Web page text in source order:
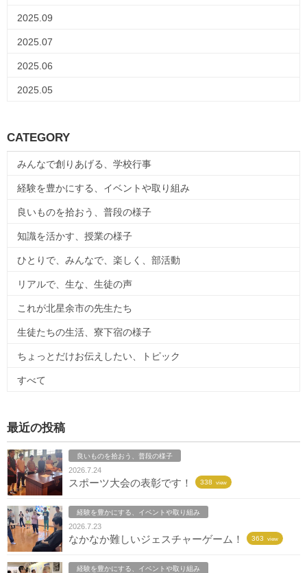
2025.09
2025.07
2025.06
2025.05
CATEGORY
みんなで創りあげる、学校行事
経験を豊かにする、イベントや取り組み
良いものを拾おう、普段の様子
知識を活かす、授業の様子
ひとりで、みんなで、楽しく、部活動
リアルで、生な、生徒の声
これが北星余市の先生たち
生徒たちの生活、寮下宿の様子
ちょっとだけお伝えしたい、トピック
すべて
最近の投稿
良いものを拾おう、普段の様子
2026.7.24
スポーツ大会の表彰です！ 338 view
経験を豊かにする、イベントや取り組み
2026.7.23
なかなか難しいジェスチャーゲーム！ 363 view
経験を豊かにする、イベントや取り組み